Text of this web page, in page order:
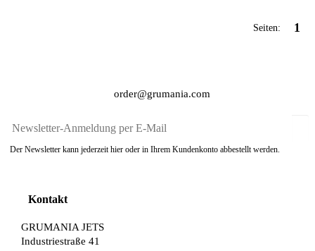
Seiten: 1
order@grumania.com
Der Newsletter kann jederzeit hier oder in Ihrem Kundenkonto abbestellt werden.
Kontakt
GRUMANIA JETS
Industriestraße 41